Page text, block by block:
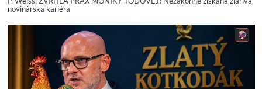
novinárska kariéra